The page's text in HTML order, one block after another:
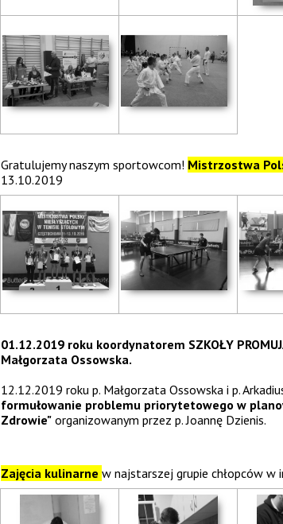
Gratulujemy naszym sportowcom! Mistrzostwa
13.10.2019
01.12.2019 roku koordynatorem SZKOŁY
Małgorzata Ossowska.
12.12.2019 roku p. Małgorzata Ossowska i p.
formułowanie problemu priorytetowego w
Zdrowie" organizowanym przez p. Joannę Dzienis.
Zajęcia kulinarne w najstarszej grupie chłopców w